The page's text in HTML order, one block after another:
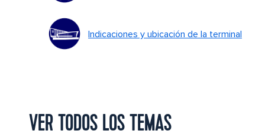
Indicaciones y ubicación de la terminal
VER TODOS LOS TEMAS